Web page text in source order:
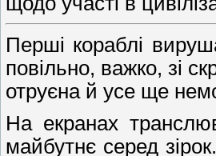
Перші кораблі
повільно, важко, зі
отруєна й усе ще
На екранах
майбутнє серед